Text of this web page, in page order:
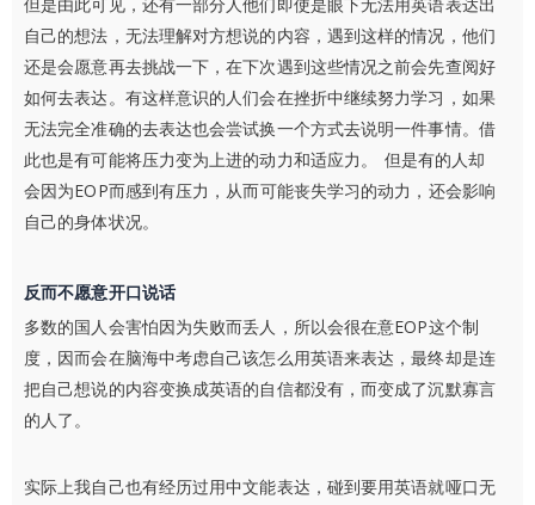
自己的想法，无法理解对方想说的内容，遇到这样的情况，他们
还是会愿意再去挑战一下，在下次遇到这些情况之前会先查阅好
如何去表达。有这样意识的人们会在挫折中继续努力学习，如果
无法完全准确的去表达也会尝试换一个方式去说明一件事情。借
此也是有可能将压力变为上进的动力和适应力。 但是有的人却
会因为EOP而感到有压力，从而可能丧失学习的动力，还会影响
自己的身体状况。
反而不愿意开口说话
多数的国人会害怕因为失败而丢人，所以会很在意EOP这个制
度，因而会在脑海中考虑自己该怎么用英语来表达，最终却是连
把自己想说的内容变换成英语的自信都没有，而变成了沉默寡言
的人了。
实际上我自己也有经历过用中文能表达，碰到要用英语就哑口无